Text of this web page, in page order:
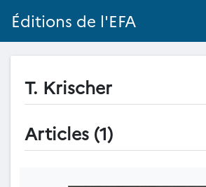
Éditions de l'EFA
T. Krischer
Articles (1)